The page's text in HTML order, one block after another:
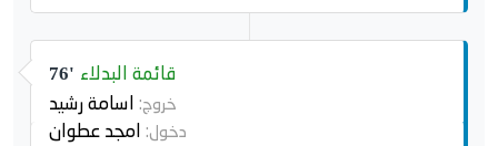
76' قائمة البدلاء
خروج: اسامة رشيد
دخول: امجد عطوان